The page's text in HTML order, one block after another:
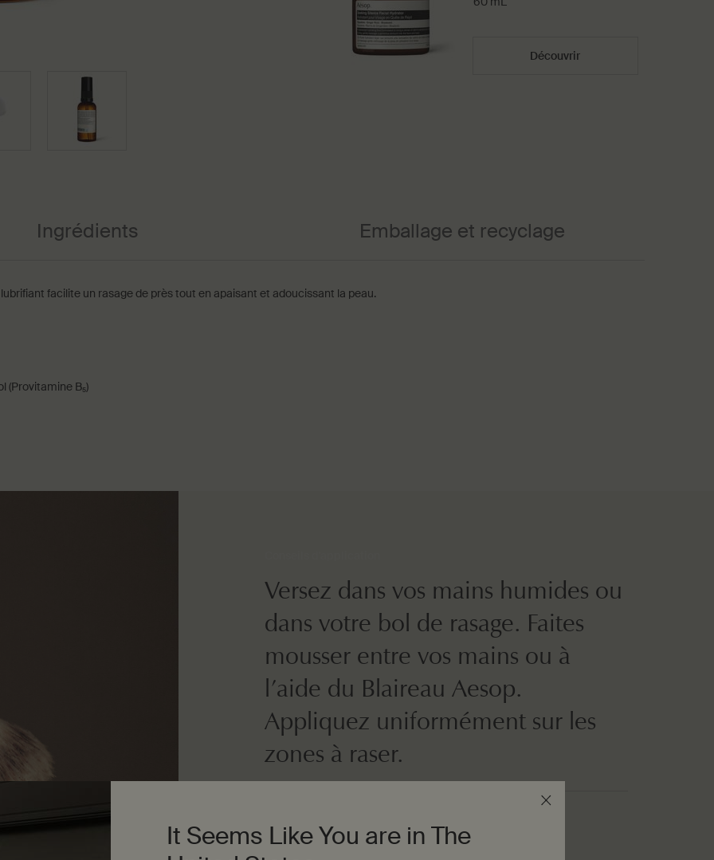
Découvrir
Ingrédients Emballage et recyclage
facilite un rasage de près tout en apaisant et adoucissant la peau.
(Provitamine B₅)
Versez dans vos mains humides ou
dans votre bol de rasage. Faites
mousser entre vos mains ou à
l’aide du Blaireau Aesop.
Appliquez uniformément sur les
zones à raser.
Autant que vous le souhaitez
It Seems Like You are in The